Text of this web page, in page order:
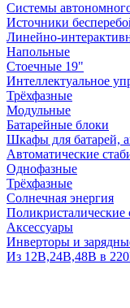
Системы
Источники
Линейно-
Напольные
Стоечные 19"
Интеллектуальное
Трёхфазные
Модульные
Батарейные блоки
Шкафы для батарей,
Автоматические
Однофазные
Трёхфазные
Солнечная энергия
Поликристалические
Аксессуары
Инверторы и
Из 12В,24В,48В в